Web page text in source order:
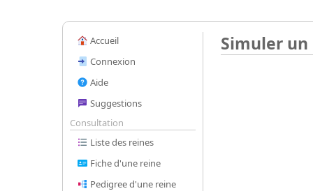
Accueil
Connexion
Aide
Suggestions
Consultation
Liste des reines
Fiche d'une reine
Pedigree d'une reine
Simuler